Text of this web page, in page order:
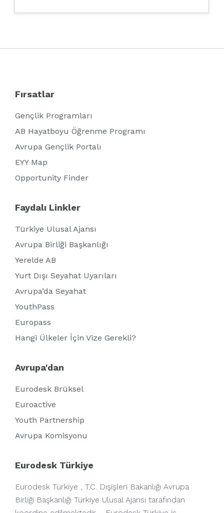
Fırsatlar
Gençlik Programları
AB Hayatboyu Öğrenme Programı
Avrupa Gençlik Portalı
EYY Map
Opportunity Finder
Faydalı Linkler
Türkiye Ulusal Ajansı
Avrupa Birliği Başkanlığı
Yerelde AB
Yurt Dışı Seyahat Uyarıları
Avrupa’da Seyahat
YouthPass
Europass
Hangi Ülkeler İçin Vize Gerekli?
Avrupa'dan
Eurodesk Brüksel
Euroactive
Youth Partnership
Avrupa Komisyonu
Eurodesk Türkiye
Eurodesk Türkiye , T.C. Dışişleri Bakanlığı Avrupa
Birliği Başkanlığı Türkiye Ulusal Ajansı tarafından